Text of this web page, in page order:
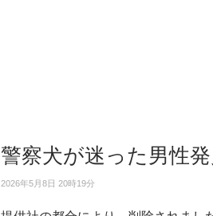
警察犬が迷った男性
2026年5月8日 20時19分